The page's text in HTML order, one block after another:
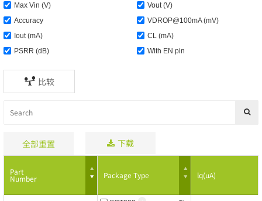
Max Vin (V)
Vout (V)
Accuracy
VDROP@100mA (mV)
Iout (mA)
CL (mA)
PSRR (dB)
With EN pin
比较
全部重置 下载
Part
Number Package Type lq(uA)